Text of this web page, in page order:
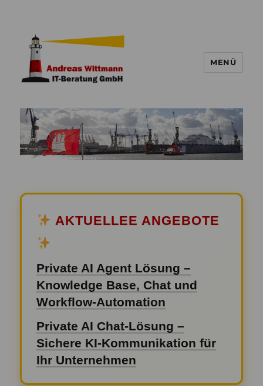
MENÜ
AKTUELLEE ANGEBOTE
Private AI Agent Lösung –
Knowledge Base, Chat und
Workflow-Automation
Private AI Chat-Lösung –
Sichere KI-Kommunikation für
Ihr Unternehmen